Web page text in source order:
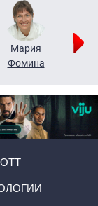
Мария
Фомина
ОТТ